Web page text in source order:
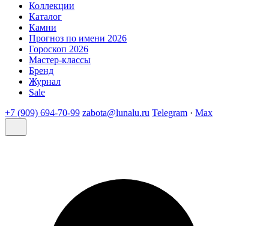
Коллекции
Каталог
Камни
Прогноз по имени 2026
Гороскоп 2026
Мастер-классы
Бренд
Журнал
Sale
+7 (909) 694-70-99 zabota@lunalu.ru Telegram · Max